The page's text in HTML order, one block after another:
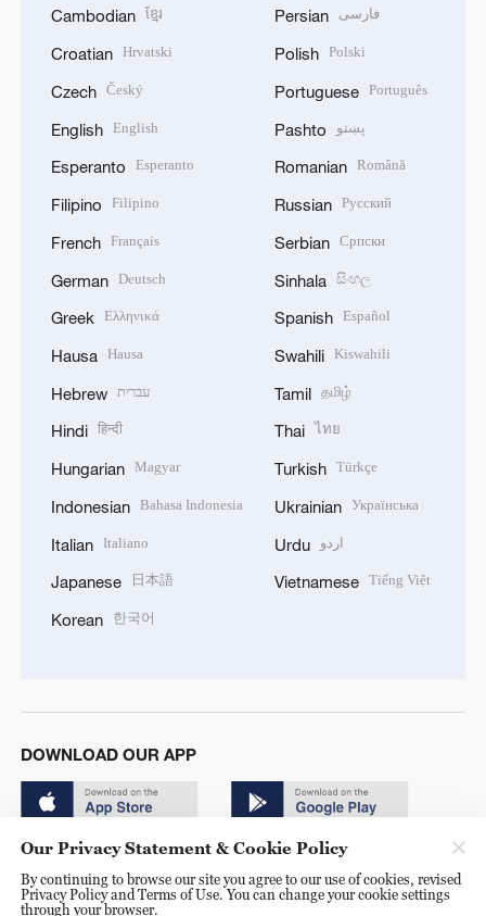
Cambodian ខ្មែរ
Croatian Hrvatski
Czech Český
English English
Esperanto Esperanto
Filipino Filipino
French Français
German Deutsch
Greek Ελληνικά
Hausa Hausa
Hebrew עברית
Hindi हिन्दी
Hungarian Magyar
Indonesian Bahasa Indonesia
Italian Italiano
Japanese 日本語
Korean 한국어
Persian فارسی
Polish Polski
Portuguese Português
Pashto پښتو
Romanian Română
Russian Русский
Serbian Српски
Sinhala සිංහල
Spanish Español
Swahili Kiswahili
Tamil தமிழ்
Thai ไทย
Turkish Türkçe
Ukrainian Українська
Urdu اردو
Vietnamese Tiếng Việt
DOWNLOAD OUR APP
Our Privacy Statement & Cookie Policy
By continuing to browse our site you agree to our use of cookies, revised
Privacy Policy and Terms of Use. You can change your cookie settings
through your browser.